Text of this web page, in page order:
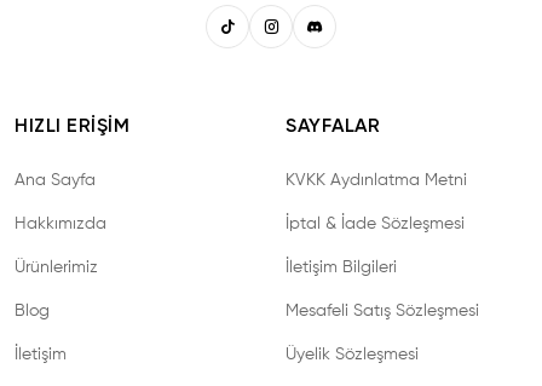
HIZLI ERIŞIM
Ana Sayfa
Hakkımızda
Ürünlerimiz
Blog
İletişim
SAYFALAR
KVKK Aydınlatma Metni
İptal & İade Sözleşmesi
İletişim Bilgileri
Mesafeli Satış Sözleşmesi
Üyelik Sözleşmesi